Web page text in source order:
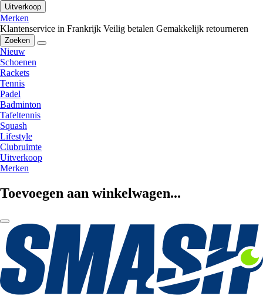
Uitverkoop
Merken
Klantenservice in Frankrijk Veilig betalen Gemakkelijk retourneren
Zoeken
Nieuw
Schoenen
Rackets
Tennis
Padel
Badminton
Tafeltennis
Squash
Lifestyle
Clubruimte
Uitverkoop
Merken
Toevoegen aan winkelwagen...